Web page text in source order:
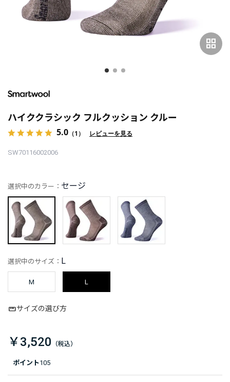
grid_view
ハイククラシック フルクッション クルー
5.0 （1） レビューを見る
SW70116002006
ポイント105
選択中のカラー： セージ
選択中のサイズ： L
M L
サイズの選び方
￥3,520